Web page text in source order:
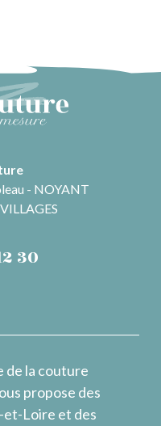
- NOYANT
30
de la couture
propose des
Loire et des